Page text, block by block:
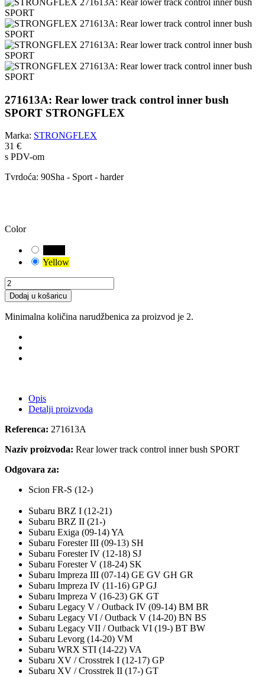
271613A: Rear lower track control inner bush
SPORT STRONGFLEX
Marka: STRONGFLEX
31 €
s PDV-om
Tvrdoća: 90Sha - Sport - harder
Color
Yellow
Dodaj u košaricu
Minimalna količina narudžbenica za proizvod je 2.
Opis
Detalji proizvoda
Referenca: 271613A
Naziv proizvoda: Rear lower track control inner bush SPORT
Odgovara za:
Scion FR-S (12-)
Subaru BRZ I (12-21)
Subaru BRZ II (21-)
Subaru Exiga (09-14) YA
Subaru Forester III (09-13) SH
Subaru Forester IV (12-18) SJ
Subaru Forester V (18-24) SK
Subaru Impreza III (07-14) GE GV GH GR
Subaru Impreza IV (11-16) GP GJ
Subaru Impreza V (16-23) GK GT
Subaru Legacy V / Outback IV (09-14) BM BR
Subaru Legacy VI / Outback V (14-20) BN BS
Subaru Legacy VII / Outback VI (19-) BT BW
Subaru Levorg (14-20) VM
Subaru WRX STI (14-22) VA
Subaru XV / Crosstrek I (12-17) GP
Subaru XV / Crosstrek II (17-) GT